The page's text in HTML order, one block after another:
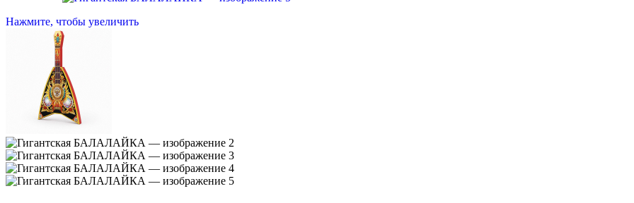
Новый год
Нажмите, чтобы увеличить